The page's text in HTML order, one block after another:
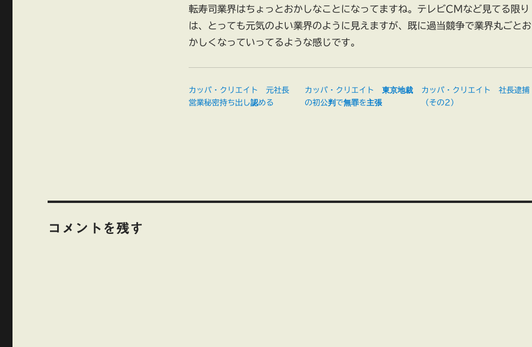
転寿司業界はちょっとおかしなことになってますね。テレビCMなど見てる限り
は、とっても元気のよい業界のように見えますが、既に過当競争で業界丸ごとお
かしくなっていってるような感じです。
カッパ・クリエイト 元社長
営業秘密持ち出し認める
カッパ・クリエイト 東京地裁
の初公判で無罪を主張
カッパ・クリエイト 社長逮捕
（その2）
コメントを残す